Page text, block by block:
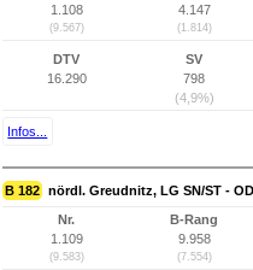
1.108
(9.567)
4.147
(1.814)
DTV
16.290
SV
798
(4,9%)
Infos...
B 182 nördl. Greudnitz, LG SN/ST -
Nr.
1.109
(9.583)
B-Rang
9.958
(7.554)